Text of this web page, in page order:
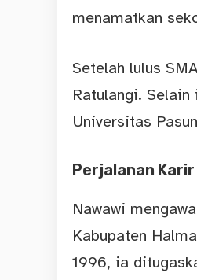
menamatkan
Setelah lulus
Ratulangi.
Universitas
Perjalanan
Nawawi
Kabupaten
1996, ia